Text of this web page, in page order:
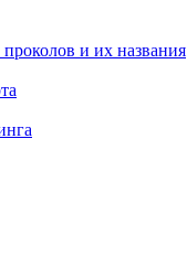
и их названия